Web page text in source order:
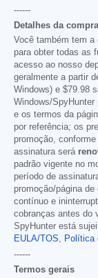
------
Detalhes da
Você também tem a
para obter todas as
acesso ao nosso
geralmente a partir
Windows) e $79.98
Windows/
e os termos da
por referência; os
promoção,
assinatura será
padrão vigente no
período de
promoção/página
contínuo e
cobranças antes do
SpyHunter está
EULA/TOS, Política
------
Termos gerais